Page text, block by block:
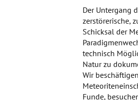
Der Untergang
zerstörerische,
Schicksal der
technisch
Natur zu
Wir
Funde,